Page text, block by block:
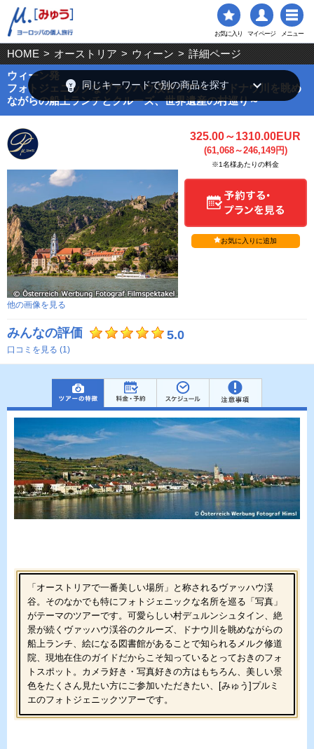
お気に入り マイページ メニュー
HOME > オーストリア > ウィーン > 詳細ページ
ウィーン発
フォトジェニックなヴァッハウ渓谷ツアー ～ドナウ川を眺め
ながらの船上ランチとクルーズ、世界遺産の村巡り～
他の画像を見る
325.00～1310.00EUR
(61,068～246,149円)
※1名様あたりの料金
お気に入りに追加
みんなの評価 5.0
口コミを見る (1)
「オーストリアで一番美しい場所」と称されるヴァッハウ渓
谷。そのなかでも特にフォトジェニックな名所を巡る「写真」
がテーマのツアーです。可愛らしい村デュルンシュタイン、絶
景が続くヴァッハウ渓谷のクルーズ、ドナウ川を眺めながらの
船上ランチ、絵になる図書館があることで知られるメルク修道
院、現地在住のガイドだからこそ知っているとっておきのフォ
トスポット。カメラ好き・写真好きの方はもちろん、美しい景
色をたくさん見たい方にご参加いただきたい、[みゅう]プルミ
エのフォトジェニックツアーです。
emoji_objects同じキーワードで別の商品を探すkeyboard_arrow_down